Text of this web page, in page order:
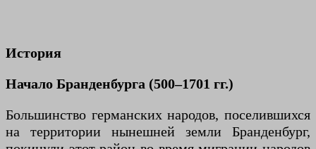
История
Начало Бранденбурга (500–1701 гг.)
Большинство германских народов, поселившихся
на территории нынешней земли Бранденбург,